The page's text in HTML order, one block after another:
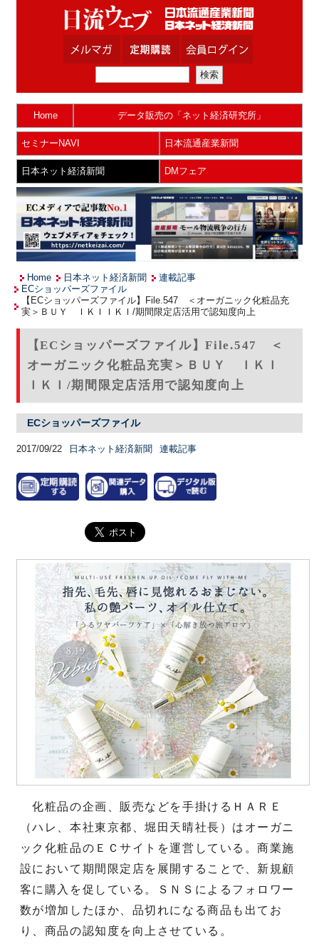
Home データ販売の「ネット経済研究所」
セミナーNAVI 日本流通産業新聞
日本ネット経済新聞 DMフェア
Home 日本ネット経済新聞
連載記事
ECショッパーズファイル
【ECショッパーズファイル】File.547 ＜オーガニック化粧品充
実＞ＢＵＹ ＩＫＩＩＫＩ/期間限定店活用で認知度向上
【ECショッパーズファイル】File.547 ＜
オーガニック化粧品充実＞ＢＵＹ ＩＫＩ
ＩＫＩ/期間限定店活用で認知度向上
ECショッパーズファイル
2017/09/22 日本ネット経済新聞 連載記事
化粧品の企画、販売などを手掛けるＨＡＲＥ
（ハレ、本社東京都、堀田天晴社長）はオーガニ
ック化粧品のＥＣサイトを運営している。商業施
設において期間限定店を展開することで、新規顧
客に購入を促している。ＳＮＳによるフォロワー
数が増加したほか、品切れになる商品も出てお
り、商品の認知度を向上させている。